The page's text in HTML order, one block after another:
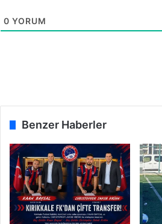
i
i
k
L
i
s
t
m
i
0 YORUM
Benzer Haberler